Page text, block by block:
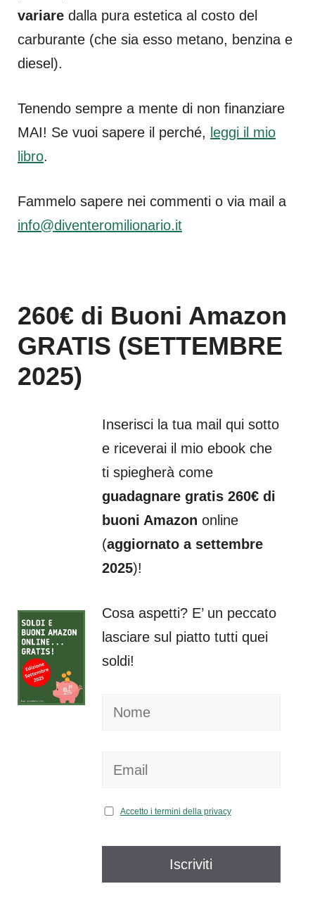
variare dalla pura estetica al costo del
carburante (che sia esso metano, benzina e
diesel).
Tenendo sempre a mente di non finanziare
MAI! Se vuoi sapere il perché, leggi il mio
libro.
Fammelo sapere nei commenti o via mail a
info@diventeromilionario.it
260€ di Buoni Amazon
GRATIS (SETTEMBRE
2025)
Inserisci la tua mail qui sotto
e riceverai il mio ebook che
ti spiegherà come
guadagnare gratis 260€ di
buoni Amazon online
(aggiornato a settembre
2025)!
Cosa aspetti? E’ un peccato
lasciare sul piatto tutti quei
soldi!
Accetto i termini della privacy